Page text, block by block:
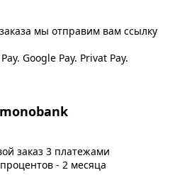
мы отправим вам ссылку
Google Pay. Privat Pay.
заказ 3 платежами
- 2 месяца